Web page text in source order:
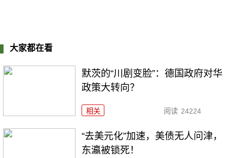
大家都在看
默茨的“川剧变脸”：德国政府对华
政策大转向？
相关 阅读 24224
“去美元化”加速，美债无人问津，
东瀛被锁死！